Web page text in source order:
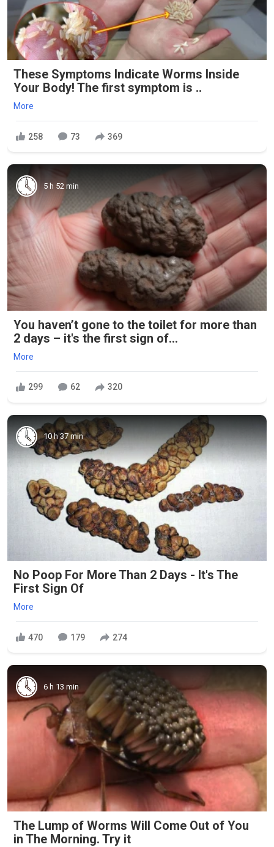
These Symptoms Indicate Worms Inside
Your Body! The first symptom is ..
More
258 73 369
5 h 52 min
You haven’t gone to the toilet for more than
2 days – it's the first sign of...
More
299 62 320
10 h 37 min
No Poop For More Than 2 Days - It's The
First Sign Of
More
470 179 274
6 h 13 min
The Lump of Worms Will Come Out of You
in The Morning. Try it